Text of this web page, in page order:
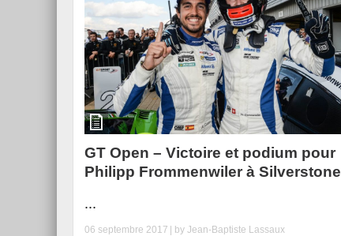
GT Open – Victoire et podium pour
Philipp Frommenwiler à Silverstone
...
06 septembre 2017 | by Jean-Baptiste Lassaux